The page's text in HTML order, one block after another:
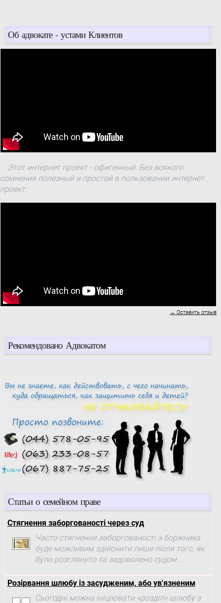
административного ...
Об адвокате - устами Клиентов
Этот интернет проект - офигенный. Без всякого
сомнения полезный и простой в пользовании интернет
проект.
→ Оставить отзыв
Рекомендовано Адвокатом
Статьи о семейном праве
Стягнення заборгованості через суд
Часто стягнення заборгованості з боржника
буде можливим здійснити лише після того, як
було розглянуто та задоволено судом ...
Розірвання шлюбу із засудженим, або ув'язненим
Сьогодні можна ініціювати «розділ» шлюбу з